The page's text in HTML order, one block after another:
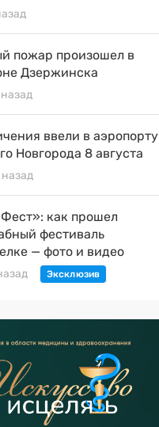
пожар произошел в
Дзержинска
ввели в аэропорту
Новгорода 8 августа
как прошел
фестиваль
— фото и видео